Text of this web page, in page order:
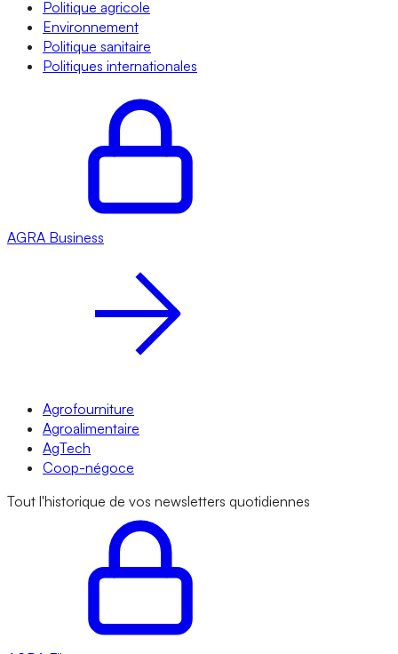
Politique agricole
Environnement
Politique sanitaire
Politiques internationales
AGRA Business
Agrofourniture
Agroalimentaire
AgTech
Coop-négoce
Tout l'historique de vos newsletters quotidiennes